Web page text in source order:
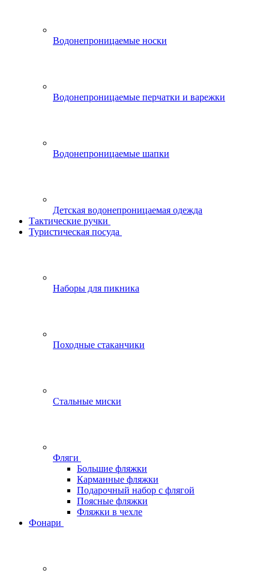
Водонепроницаемые носки
Водонепроницаемые перчатки и варежки
Водонепроницаемые шапки
Детская водонепроницаемая одежда
Тактические ручки
Туристическая посуда
Наборы для пикника
Походные стаканчики
Стальные миски
Фляги
Большие фляжки
Карманные фляжки
Подарочный набор с флягой
Поясные фляжки
Фляжки в чехле
Фонари